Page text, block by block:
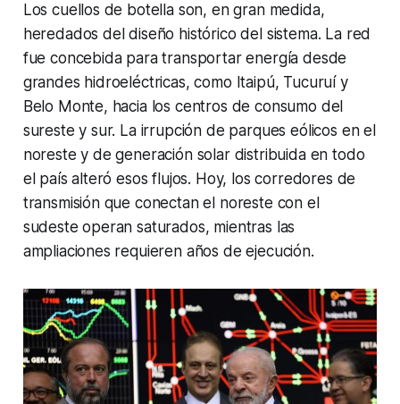
Los cuellos de botella son, en gran medida,
heredados del diseño histórico del sistema. La red
fue concebida para transportar energía desde
grandes hidroeléctricas, como Itaipú, Tucuruí y
Belo Monte, hacia los centros de consumo del
sureste y sur. La irrupción de parques eólicos en el
noreste y de generación solar distribuida en todo
el país alteró esos flujos. Hoy, los corredores de
transmisión que conectan el noreste con el
sudeste operan saturados, mientras las
ampliaciones requieren años de ejecución.